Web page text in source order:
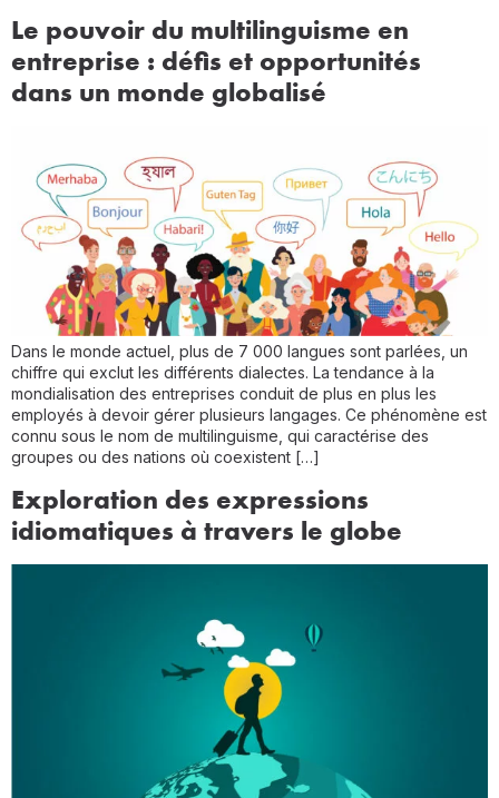
Le pouvoir du multilinguisme en
entreprise : défis et opportunités
dans un monde globalisé
Dans le monde actuel, plus de 7 000 langues sont parlées, un
chiffre qui exclut les différents dialectes. La tendance à la
mondialisation des entreprises conduit de plus en plus les
employés à devoir gérer plusieurs langages. Ce phénomène est
connu sous le nom de multilinguisme, qui caractérise des
groupes ou des nations où coexistent […]
Exploration des expressions
idiomatiques à travers le globe